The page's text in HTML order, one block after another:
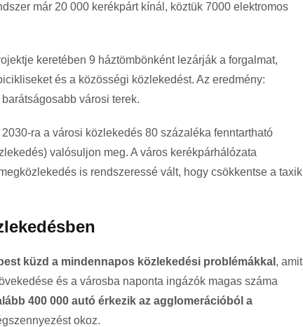
már 20 000 kerékpárt kínál, köztük 7000 elektromos
keretében 9 háztömbönként lezárják a forgalmat,
és a közösségi közlekedést. Az eredmény:
városi terek.
ra a városi közlekedés 80 százaléka fenntartható
valósuljon meg. A város kerékpárhálózata
is rendszeressé vált, hogy csökkentse a taxik
küzd a mindennapos közlekedési problémákkal , amit
és a városba naponta ingázók magas száma
400 000 autó érkezik az agglomerációból a
okoz.